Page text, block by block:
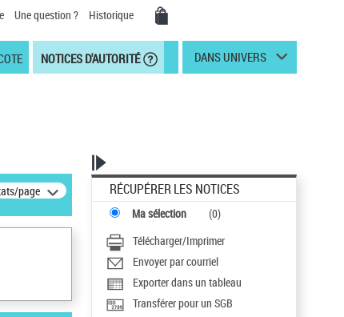
Une question ? Historique
NOTICES D'AUTORITÉ DANS UNIVERS
page RÉCUPÉRER LES NOTICES
Ma sélection (0)
Télécharger/Imprimer
Envoyer par courriel
Exporter dans un tableau
Transférer pour un SGB